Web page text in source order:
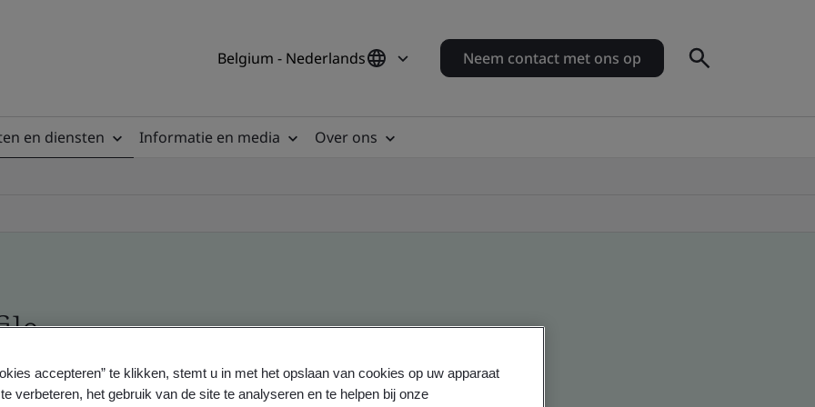
Belgium - Nederlands Neem contact met ons op
en diensten Informatie en media
Over ons
- Validation and Verification
accepteren” te klikken, stemt u in met het opslaan van cookies op uw apparaat
verbeteren, het gebruik van de site te analyseren en te helpen bij onze